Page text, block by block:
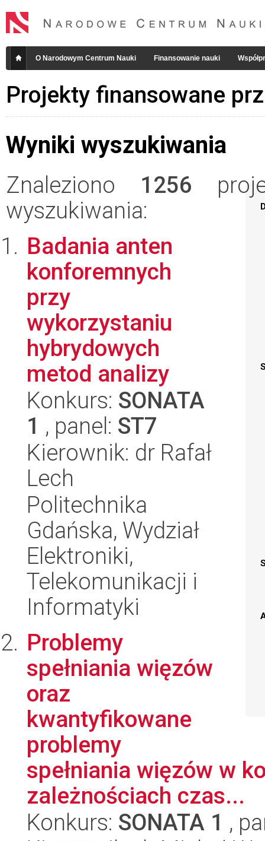
O Narodowym Centrum Nauki Finansowanie nauki
Projekty finansowane
Wyniki wyszukiwania
Znaleziono 1256
wyszukiwania:
Badania anten
konforemnych
przy
wykorzystaniu
hybrydowych
metod analizy
Konkurs: SONATA
1 , panel: ST7
Kierownik: dr Rafał
Lech
Politechnika
Gdańska, Wydział
Elektroniki,
Telekomunikacji i
Informatyki
Problemy
spełniania więzów
oraz
kwantyfikowane
problemy
spełniania więzów w
zależnościach czas...
Konkurs: SONATA 1 ,